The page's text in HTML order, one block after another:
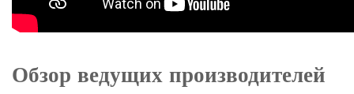
Обзор ведущих производителей